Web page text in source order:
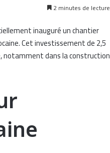
2 minutes de lecture
inauguré un chantier
Cet investissement de 2,5
notamment dans la construction